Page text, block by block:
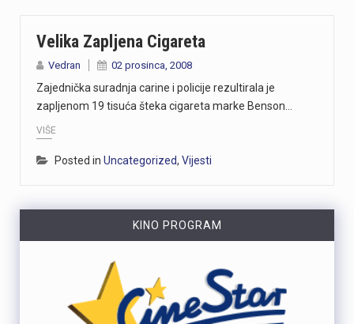
https://youtu.be/CrhVZbwhS7g Šire područje Novog Vinodolskog i Rijeku noćas oko 1:20 sati pogodio je potres magnitude 3,5 po Richteru s epicentrom 11 kilometara jugoistočno od Novog Vinodolskog. Budući da se Primorsko-goranska županija nalazi na nizu aktivnih rasjeda, ovakvi potresi nisu neuobičajeni, a stručnjaci procjenuju da maksimalna magnituda na riječkom i primorskom području može iznositi oko 6 po Richteru. Više u videoprilogu:
Velika Zapljena Cigareta
Vedran 02 prosinca, 2008
Zajednička suradnja carine i policije rezultirala je
zapljenom 19 tisuća šteka cigareta marke Benson…
VIŠE
Posted in Uncategorized, Vijesti
KINO PROGRAM